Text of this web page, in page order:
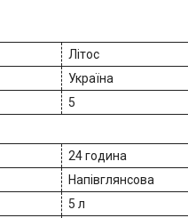
Літос
Україна
5
24 година
Напівглянсова
5 л